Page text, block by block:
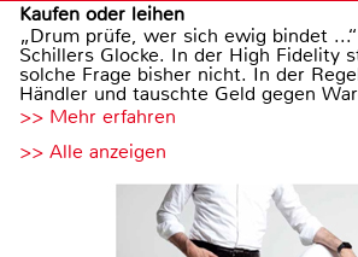
Kaufen oder leihen
„Drum prüfe, wer sich ewig bindet
Schillers Glocke. In der High Fidelity
solche Frage bisher nicht. In der
Händler und tauschte Geld gegen
>> Mehr erfahren
>> Alle anzeigen